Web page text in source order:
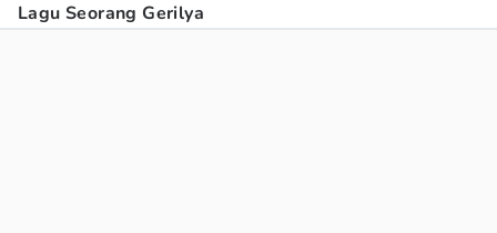
Lagu Seorang Gerilya